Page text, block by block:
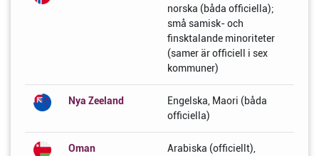
norska (båda officiella);
små samisk- och
finsktalande minoriteter
(samer är officiell i sex
kommuner)
Nya Zeeland
Engelska, Maori (båda
officiella)
Oman Arabiska (officiellt),